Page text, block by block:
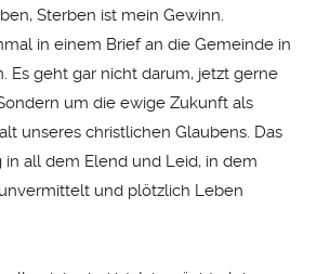
Sterben ist mein Gewinn.
in einem Brief an die Gemeinde in
Es geht gar nicht darum, jetzt gerne
um die ewige Zukunft als
unseres christlichen Glaubens. Das
all dem Elend und Leid, in dem
und plötzlich Leben